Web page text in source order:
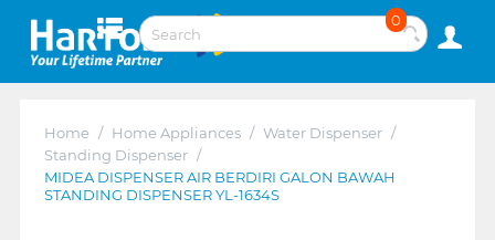
0
Home / Home Appliances / Water Dispenser /
Standing Dispenser /
MIDEA DISPENSER AIR BERDIRI GALON BAWAH
STANDING DISPENSER YL-1634S